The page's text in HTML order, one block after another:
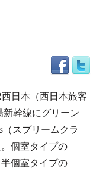
日本（西日本旅客
幹線にグリーン
スプリームクラ
個室タイプの
個室タイプの